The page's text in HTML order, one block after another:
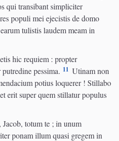
qui transibant simpliciter
populi mei ejecistis de domo
tulistis laudem meam in
hic requiem : propter
pessima. 11 Utinam non
potius loquerer ! Stillabo
erit super quem stillatur populus
totum te ; in unum
ponam illum quasi gregem in